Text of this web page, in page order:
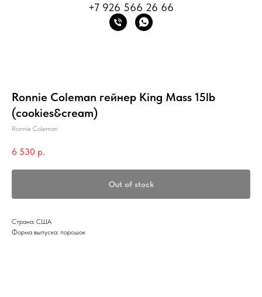
+7 926 566 26 66
Ronnie Coleman гейнер King Mass 15lb
(cookies&cream)
Ronnie Coleman
6 530 р.
Out of stock
Страна: США
Форма выпуска: порошок